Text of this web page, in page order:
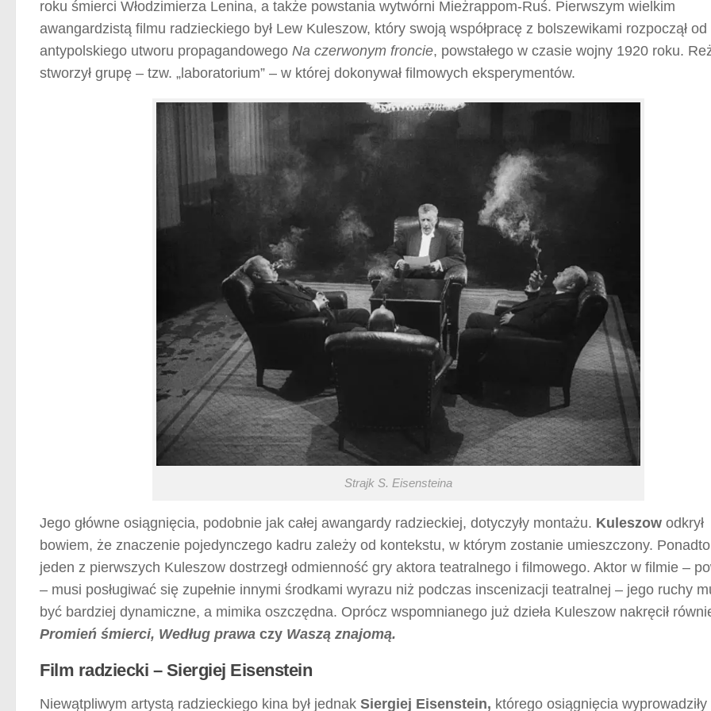
roku śmierci Włodzimierza Lenina, a także powstania wytwórni Mieżrappom-Ruś. Pierwszym wielkim
awangardzistą filmu radzieckiego był Lew Kuleszow, który swoją współpracę z bolszewikami rozpoczął od
antypolskiego utworu propagandowego Na czerwonym froncie, powstałego w czasie wojny 1920 roku.
stworzył grupę – tzw. „laboratorium” – w której dokonywał filmowych eksperymentów.
Strajk S. Eisensteina
Jego główne osiągnięcia, podobnie jak całej awangardy radzieckiej, dotyczyły montażu. Kuleszow odkrył
bowiem, że znaczenie pojedynczego kadru zależy od kontekstu, w którym zostanie umieszczony.
jeden z pierwszych Kuleszow dostrzegł odmienność gry aktora teatralnego i filmowego. Aktor w filmie –
– musi posługiwać się zupełnie innymi środkami wyrazu niż podczas inscenizacji teatralnej – jego ruchy
być bardziej dynamiczne, a mimika oszczędna. Oprócz wspomnianego już dzieła Kuleszow nakręcił
Promień śmierci, Według prawa czy Waszą znajomą.
Film radziecki – Siergiej Eisenstein
Niewątpliwym artystą radzieckiego kina był jednak Siergiej Eisenstein, którego osiągnięcia wyprowadziły